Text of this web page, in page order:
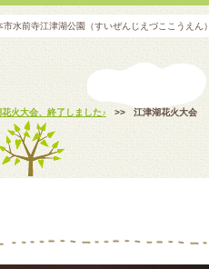
水前寺江津湖公園（すいぜんじえづここうえん）
火大会、終了しました♪ >> 江津湖花火大会